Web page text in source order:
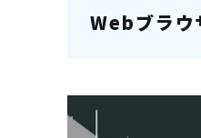
Webブラウ